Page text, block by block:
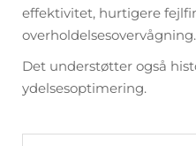
effektivitet, hurtigere
overholdelsesovervågning.
Det understøtter også
ydelsesoptimering.